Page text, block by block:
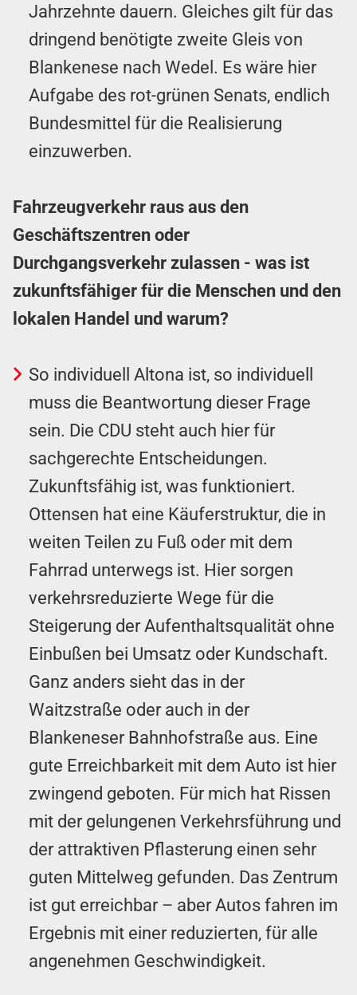
Jahrzehnte dauern. Gleiches gilt für das
dringend benötigte zweite Gleis von
Blankenese nach Wedel. Es wäre hier
Aufgabe des rot-grünen Senats, endlich
Bundesmittel für die Realisierung
einzuwerben.
Fahrzeugverkehr raus aus den
Geschäftszentren oder
Durchgangsverkehr zulassen - was ist
zukunftsfähiger für die Menschen und den
lokalen Handel und warum?
So individuell Altona ist, so individuell
muss die Beantwortung dieser Frage
sein. Die CDU steht auch hier für
sachgerechte Entscheidungen.
Zukunftsfähig ist, was funktioniert.
Ottensen hat eine Käuferstruktur, die in
weiten Teilen zu Fuß oder mit dem
Fahrrad unterwegs ist. Hier sorgen
verkehrsreduzierte Wege für die
Steigerung der Aufenthaltsqualität ohne
Einbußen bei Umsatz oder Kundschaft.
Ganz anders sieht das in der
Waitzstraße oder auch in der
Blankeneser Bahnhofstraße aus. Eine
gute Erreichbarkeit mit dem Auto ist hier
zwingend geboten. Für mich hat Rissen
mit der gelungenen Verkehrsführung und
der attraktiven Pflasterung einen sehr
guten Mittelweg gefunden. Das Zentrum
ist gut erreichbar – aber Autos fahren im
Ergebnis mit einer reduzierten, für alle
angenehmen Geschwindigkeit.